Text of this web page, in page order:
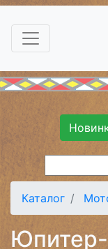
Каталог
Юпитер-